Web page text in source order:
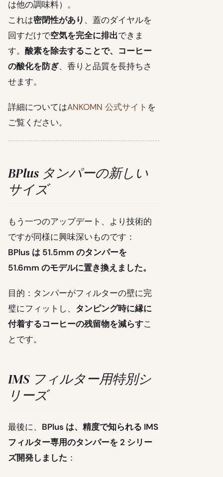
は他の調味料）。
これは密閉性があり 、蓋のダイヤルを
回すだけで空気を完全に排出できま
す。 酸素を除去することで、コーヒー
の酸化を防ぎ、香りと品質を長持ちさ
せます。
詳細についてはANKOMN 公式サイト を
ご覧ください。
BPlus タンパーの新しい
サイズ
もう一つのアップデート、より技術的
ですが同様に興味深いものです：
BPlus は 51.5mm のタンパーを
51.6mm のモデルに置き換えました。
目的：タンパーがフィルターの壁に完
璧にフィットし、 タンピング時に縁に
付着するコーヒーの残留物を減らすこ
とです。
IMS フィルター用特別シ
リーズ
最後に、 BPlus は、精度で知られる IMS
フィルター専用のタンパーを 2 シリー
ズ開発しました ：